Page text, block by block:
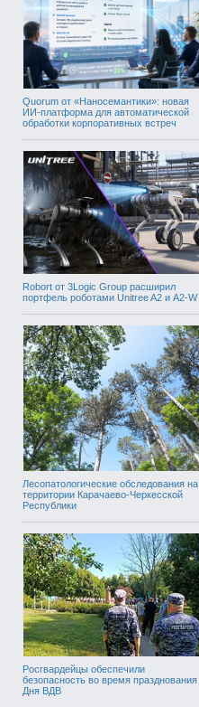
Quorum от «Наносемантики»: новая
ИИ-платформа для автоматической
обработки корпоративных встреч
Robort от 3Logic Group расширил
портфель роботами Unitree A2 и A2-W
Лесопатологические обследования на
территории Карачаево-Черкесской
Республики
Росгвардейцы обеспечили
безопасность во время празднования
Дня ВДВ